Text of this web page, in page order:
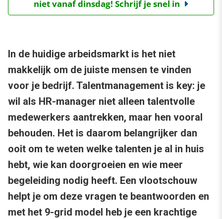
niet vanaf dinsdag! Schrijf je snel in
In de huidige arbeidsmarkt is het niet
makkelijk om de juiste mensen te vinden
voor je bedrijf. Talentmanagement is key: je
wil als HR-manager niet alleen talentvolle
medewerkers aantrekken, maar hen vooral
behouden. Het is daarom belangrijker dan
ooit om te weten welke talenten je al in huis
hebt, wie kan doorgroeien en wie meer
begeleiding nodig heeft. Een vlootschouw
helpt je om deze vragen te beantwoorden en
met het 9-grid model heb je een krachtige